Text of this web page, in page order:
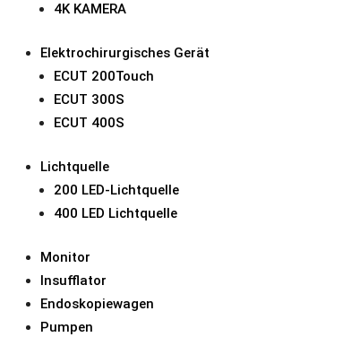
4K KAMERA
Elektrochirurgisches Gerät
ECUT 200Touch
ECUT 300S
ECUT 400S
Lichtquelle
200 LED-Lichtquelle
400 LED Lichtquelle
Monitor
Insufflator
Endoskopiewagen
Pumpen
Ähnliche Produkte